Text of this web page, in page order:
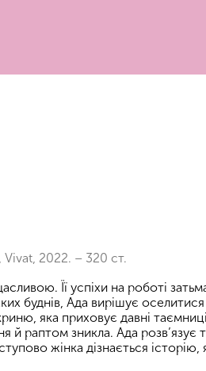
2022. – 320 ст.
Її успіхи на роботі
буднів, Ада вирішує
яка приховує давні
раптом зникла. Ада розв’язує
жінка дізнається